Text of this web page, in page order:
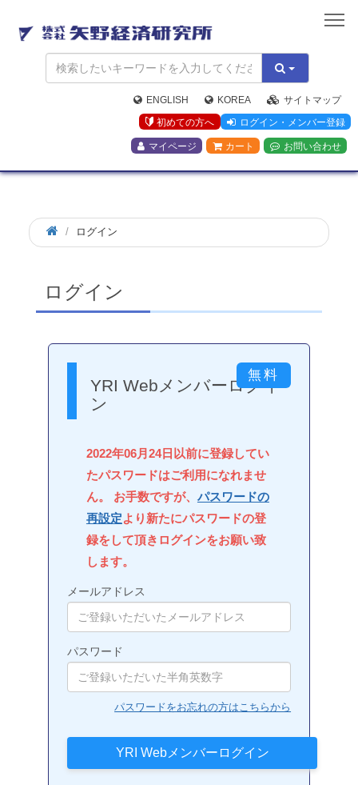
矢
野
経
済
研
究
所
ENGLISH KOREA
サイトマップ
初めての方へ
ログイン・メンバー登録
マイページ カート お問い合わせ
ログイン
ログイン
YRI Webメンバーログイ
ン
2022年06月24日以前に登録してい
たパスワードはご利用になれませ
ん。 お手数ですが、 パスワードの
再設定より新たにパスワードの登
録をして頂きログインをお願い致
します。
メールアドレス
パスワード
パスワードをお忘れの方はこちらから